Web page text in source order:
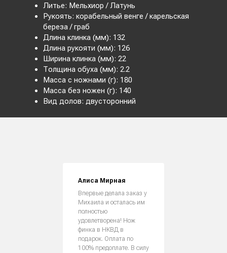
Литье: Мельхиор / Латунь
Рукоять: корабельный венге / карельская
береза / граб
Длина клинка (мм): 132
Длина рукояти (мм): 126
Ширина клинка (мм): 22
Толщина обуха (мм): 2.2
Масса с ножнами (г): 180
Масса без ножен (г): 140
Вид долов: двусторонний
Алиса Мирная
Впервые делала заказ у
Михаила и осталась им
полностью
удовлетворена! Нож
финка в НКВД в
подарок. Оплата по
100% предоплате. В силу